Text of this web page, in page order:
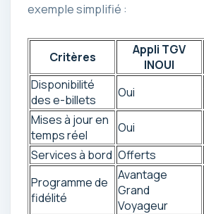
exemple simplifié :
Critères
Appli TGV
INOUI
Disponibilité
des e-billets
Oui
Mises à jour en
temps réel
Oui
Services à bord Offerts
Programme de
fidélité
Avantage
Grand
Voyageur